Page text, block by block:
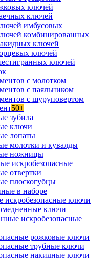
ключей
ключей
имбусовых
комбинированных
ключей
ключей
ключей
с молотком
с паяльником
с шуруповертом
50+
зубила
ключи
лопаты
молотки и кувалды
ножницы
искробезопасные
отвертки
плоскогубцы
в наборе
искробезопасные ключи
ключи
искробезопасные
рожковые ключи
трубные ключи
накидные ключи